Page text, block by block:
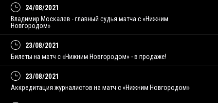
24/08/2021
Владимир Москалев - главный судья матча с «Нижним
Новгородом»
23/08/2021
Билеты на матч с «Нижним Новгородом» - в продаже!
23/08/2021
Аккредитация журналистов на матч с «Нижним Новгородом»